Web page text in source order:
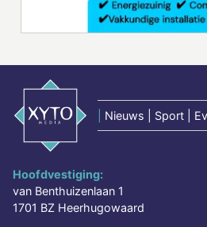
Nieuws | Sport |
Hoofdvestiging:
van Benthuizenlaan 1
1701 BZ Heerhugowaard